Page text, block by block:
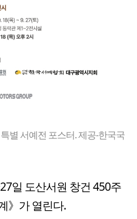
별 서예전 포스터. 제공-한국국
일 도산서원 창건 450주
》가 열린다.